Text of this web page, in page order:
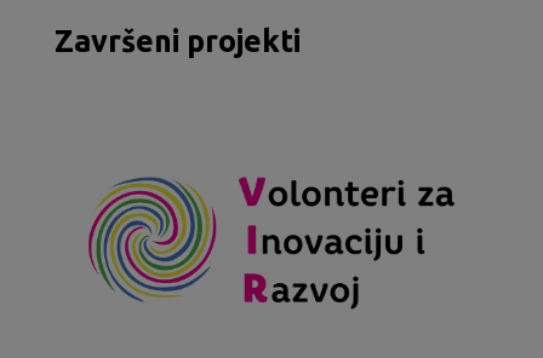
Završeni projekti